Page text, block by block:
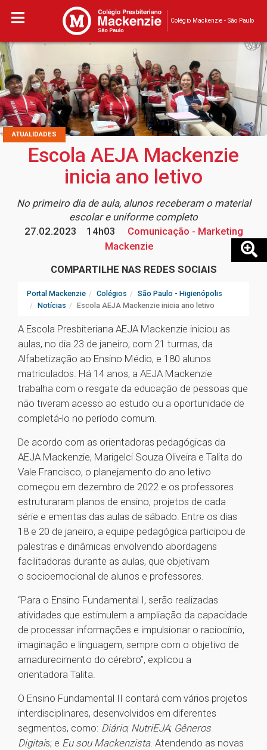
Colégio Mackenzie - São Paulo
ATUALIDADES
Escola AEJA Mackenzie
inicia ano letivo
No primeiro dia de aula, alunos receberam o material
escolar e uniforme completo
27.02.2023
14h03
Comunicação - Marketing
Mackenzie
COMPARTILHE NAS REDES SOCIAIS
Portal Mackenzie Colégios
São Paulo - Higienópolis
Notícias
Escola AEJA Mackenzie inicia ano letivo
A Escola Presbiteriana AEJA Mackenzie iniciou as
aulas, no dia 23 de janeiro, com 21 turmas, da
Alfabetização ao Ensino Médio, e 180 alunos
matriculados. Há 14 anos, a AEJA Mackenzie
trabalha com o resgate da educação de pessoas que
não tiveram acesso ao estudo ou a oportunidade de
completá-lo no período comum.
De acordo com as orientadoras pedagógicas da
AEJA Mackenzie, Marigelci Souza Oliveira e Talita do
Vale Francisco, o planejamento do ano letivo
começou em dezembro de 2022 e os professores
estruturaram planos de ensino, projetos de cada
série e ementas das aulas de sábado. Entre os dias
18 e 20 de janeiro, a equipe pedagógica participou de
palestras e dinâmicas envolvendo abordagens
facilitadoras durante as aulas, que objetivam
o socioemocional de alunos e professores.
“Para o Ensino Fundamental I, serão realizadas
atividades que estimulem a ampliação da capacidade
de processar informações e impulsionar o raciocínio,
imaginação e linguagem, sempre com o objetivo de
amadurecimento do cérebro”, explicou a
orientadora Talita.
O Ensino Fundamental II contará com vários projetos
interdisciplinares, desenvolvidos em diferentes
segmentos, como: Diário; NutriEJA; Gêneros
Digitais; e Eu sou Mackenzista. Atendendo as novas